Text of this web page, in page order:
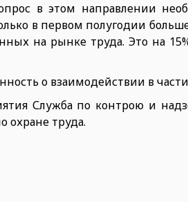
в этом направлении
в первом полугодии
на рынке труда. Это на
о взаимодействии в
Служба по контрою и
охране труда.